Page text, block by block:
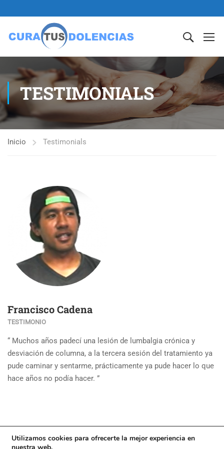
TESTIMONIALS
Inicio Testimonials
Francisco Cadena
TESTIMONIO
“ Muchos años padecí una lesión de lumbalgia crónica y
desviación de columna, a la tercera sesión del tratamiento ya
pude caminar y sentarme, prácticamente ya pude hacer lo que
hace años no podía hacer. ”
Utilizamos cookies para ofrecerte la mejor experiencia en